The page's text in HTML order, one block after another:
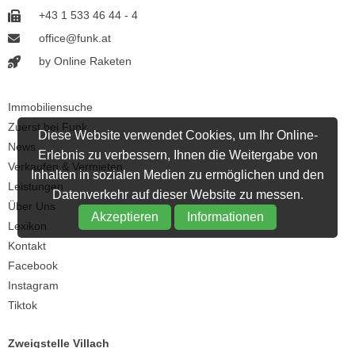
Diese Website verwendet Cookies, um Ihr Online-
Erlebnis zu verbessern, Ihnen die Weitergabe von
Inhalten in sozialen Medien zu ermöglichen und den
Datenverkehr auf dieser Website zu messen.
Akzeptieren
Informationen
+43 1 533 46 44 - 4
office@funk.at
by Online Raketen
Immobiliensuche
Zuerst bei Funk
News
Verkaufen & Vermieten
Leistungen
Über Uns
Lexikon
Kontakt
Facebook
Instagram
Tiktok
Zweigstelle Villach